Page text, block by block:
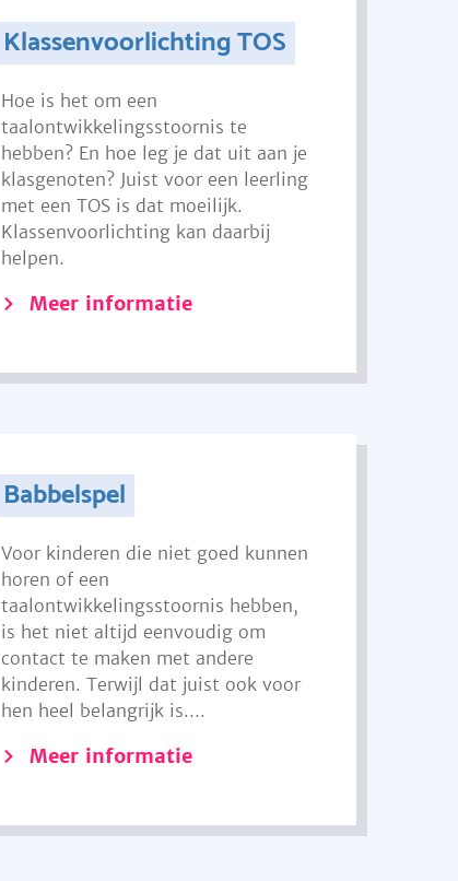
Klassenvoorlichting TOS
Hoe is het om een
taalontwikkelingsstoornis te
hebben? En hoe leg je dat uit aan je
klasgenoten? Juist voor een leerling
met een TOS is dat moeilijk.
Klassenvoorlichting kan daarbij
helpen.
Meer informatie
Babbelspel
Voor kinderen die niet goed kunnen
horen of een
taalontwikkelingsstoornis hebben,
is het niet altijd eenvoudig om
contact te maken met andere
kinderen. Terwijl dat juist ook voor
hen heel belangrijk is....
Meer informatie